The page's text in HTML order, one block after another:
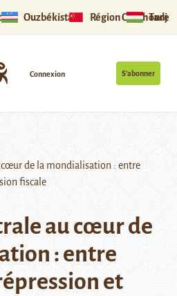
Ouzbékistan Région Ouïghoure
S’abonner
Connexion
cœur de la mondialisation : entre
fiscale
au cœur de
: entre
et